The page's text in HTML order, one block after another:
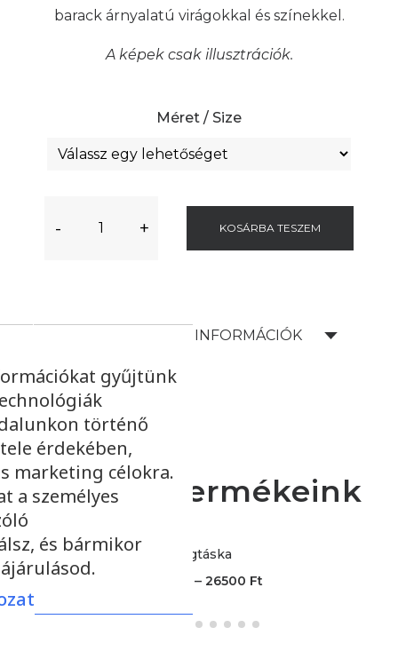
barack árnyalatú virágokkal és színekkel.
A képek csak illusztrációk.
Méret / Size
- + KOSÁRBA TESZEM
SZÁLLÍTÁSI INFORMÁCIÓK
További termékeink
Virágtáska
– 26500 Ft
gyűjtünk
történő
érdekében,
marketing célokra.
a személyes
és bármikor